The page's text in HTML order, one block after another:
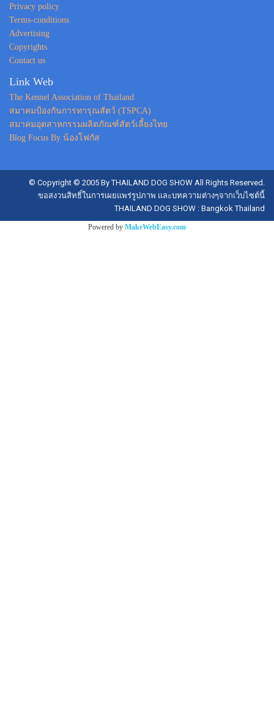
Privacy policy
Terms-conditions
Advertising
Copyrights
Contact us
Link Web
The Kennel Association of Thailand
สมาคมป้องกันการทารุณสัตว์ (TSPCA)
สมาคมอุตสาหกรรมผลิตภัณฑ์สัตว์เลี้ยงไทย
Blog Focus By น้องโฟกัส
© Copyright © 2005 By THAILAND DOG SHOW All Rights Reserved.
ขอสงวนสิทธิ์ในการเผยแพร่รูปภาพ และบทความต่างๆจากเว็บไซต์นี้
THAILAND DOG SHOW : Bangkok Thailand
Powered by MakeWebEasy.com